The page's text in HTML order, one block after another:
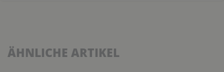
ÄHNLICHE ARTIKEL